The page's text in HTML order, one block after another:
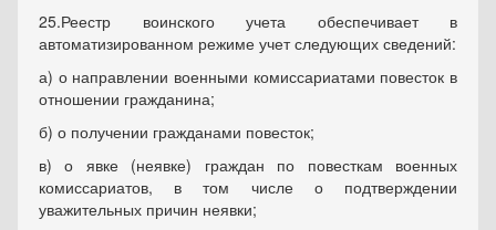
25.Реестр воинского учета обеспечивает в
автоматизированном режиме учет следующих сведений:
а) о направлении военными комиссариатами повесток в
отношении гражданина;
б) о получении гражданами повесток;
в) о явке (неявке) граждан по повесткам военных
комиссариатов, в том числе о подтверждении
уважительных причин неявки;